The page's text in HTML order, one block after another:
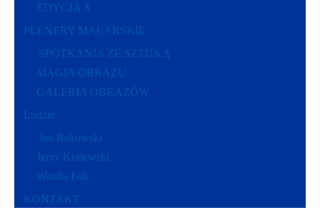
EDYCJA X
PLENERY MALARSKIE
SPOTKANIA ZE SZTUKĄ
MAGIA OBRAZU
GALERIA OBRAZÓW
Ludzie
Jan Rakowski
Jerzy Krajewski
Wanda Fok
KONTAKT